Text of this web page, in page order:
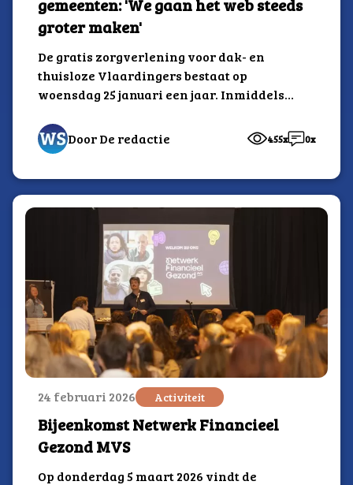
gemeenten: 'We gaan het web steeds
groter maken'
De gratis zorgverlening voor dak- en
thuisloze Vlaardingers bestaat op
woensdag 25 januari een jaar. Inmiddels
Door De redactie
455x 0x
24 februari 2026 Activiteit
Bijeenkomst Netwerk Financieel
Gezond MVS
Op donderdag 5 maart 2026 vindt de